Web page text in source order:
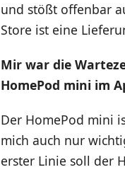
und stößt offenbar
Store ist eine
Mir war die
HomePod mini im
Der HomePod mini
mich auch nur
erster Linie soll der